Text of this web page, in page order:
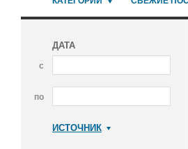
ДАТА
с
по
ИСТОЧНИК